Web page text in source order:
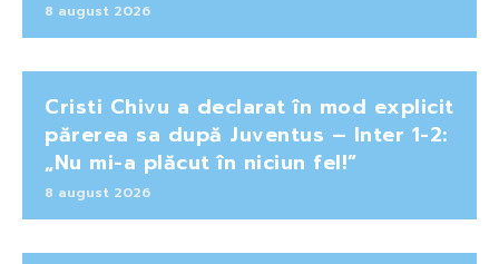
8 august 2026
Cristi Chivu a declarat în mod explicit
părerea sa după Juventus – Inter 1-2:
„Nu mi-a plăcut în niciun fel!”
8 august 2026